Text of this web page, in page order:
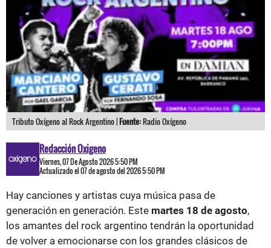
Tributo Oxígeno al Rock Argentino |Fuente:Radio Oxígeno
Redacción Oxigeno
Viernes, 07 De Agosto 2026 5:50 PM
Actualizado el 07 de agosto del 2026 5:50 PM
Hay canciones y artistas cuya música pasa de
generación en generación. Este martes 18 de agosto,
los amantes del rock argentino tendrán la oportunidad
de volver a emocionarse con los grandes clásicos de